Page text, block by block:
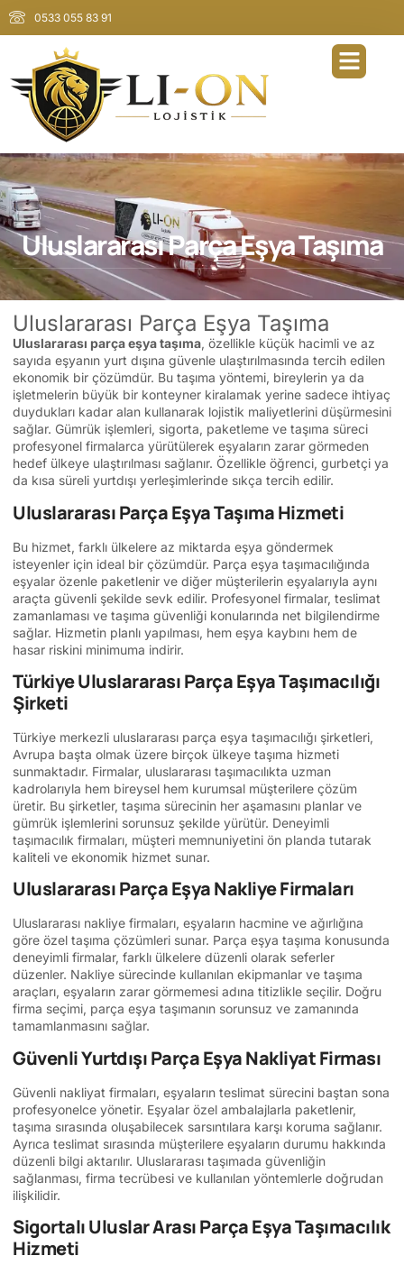
0533 055 83 91
Uluslararası Parça Eşya Taşıma
Uluslararası Parça Eşya Taşıma
Uluslararası parça eşya taşıma, özellikle küçük hacimli ve az
sayıda eşyanın yurt dışına güvenle ulaştırılmasında tercih edilen
ekonomik bir çözümdür. Bu taşıma yöntemi, bireylerin ya da
işletmelerin büyük bir konteyner kiralamak yerine sadece ihtiyaç
duydukları kadar alan kullanarak lojistik maliyetlerini düşürmesini
sağlar. Gümrük işlemleri, sigorta, paketleme ve taşıma süreci
profesyonel firmalarca yürütülerek eşyaların zarar görmeden
hedef ülkeye ulaştırılması sağlanır. Özellikle öğrenci, gurbetçi ya
da kısa süreli yurtdışı yerleşimlerinde sıkça tercih edilir.
Uluslararası Parça Eşya Taşıma Hizmeti
Bu hizmet, farklı ülkelere az miktarda eşya göndermek
isteyenler için ideal bir çözümdür. Parça eşya taşımacılığında
eşyalar özenle paketlenir ve diğer müşterilerin eşyalarıyla aynı
araçta güvenli şekilde sevk edilir. Profesyonel firmalar, teslimat
zamanlaması ve taşıma güvenliği konularında net bilgilendirme
sağlar. Hizmetin planlı yapılması, hem eşya kaybını hem de
hasar riskini minimuma indirir.
Türkiye Uluslararası Parça Eşya Taşımacılığı
Şirketi
Türkiye merkezli uluslararası parça eşya taşımacılığı şirketleri,
Avrupa başta olmak üzere birçok ülkeye taşıma hizmeti
sunmaktadır. Firmalar, uluslararası taşımacılıkta uzman
kadrolarıyla hem bireysel hem kurumsal müşterilere çözüm
üretir. Bu şirketler, taşıma sürecinin her aşamasını planlar ve
gümrük işlemlerini sorunsuz şekilde yürütür. Deneyimli
taşımacılık firmaları, müşteri memnuniyetini ön planda tutarak
kaliteli ve ekonomik hizmet sunar.
Uluslararası Parça Eşya Nakliye Firmaları
Uluslararası nakliye firmaları, eşyaların hacmine ve ağırlığına
göre özel taşıma çözümleri sunar. Parça eşya taşıma konusunda
deneyimli firmalar, farklı ülkelere düzenli olarak seferler
düzenler. Nakliye sürecinde kullanılan ekipmanlar ve taşıma
araçları, eşyaların zarar görmemesi adına titizlikle seçilir. Doğru
firma seçimi, parça eşya taşımanın sorunsuz ve zamanında
tamamlanmasını sağlar.
Güvenli Yurtdışı Parça Eşya Nakliyat Firması
Güvenli nakliyat firmaları, eşyaların teslimat sürecini baştan sona
profesyonelce yönetir. Eşyalar özel ambalajlarla paketlenir,
taşıma sırasında oluşabilecek sarsıntılara karşı koruma sağlanır.
Ayrıca teslimat sırasında müşterilere eşyaların durumu hakkında
düzenli bilgi aktarılır. Uluslararası taşımada güvenliğin
sağlanması, firma tecrübesi ve kullanılan yöntemlerle doğrudan
ilişkilidir.
Sigortalı Uluslar Arası Parça Eşya Taşımacılık
Hizmeti